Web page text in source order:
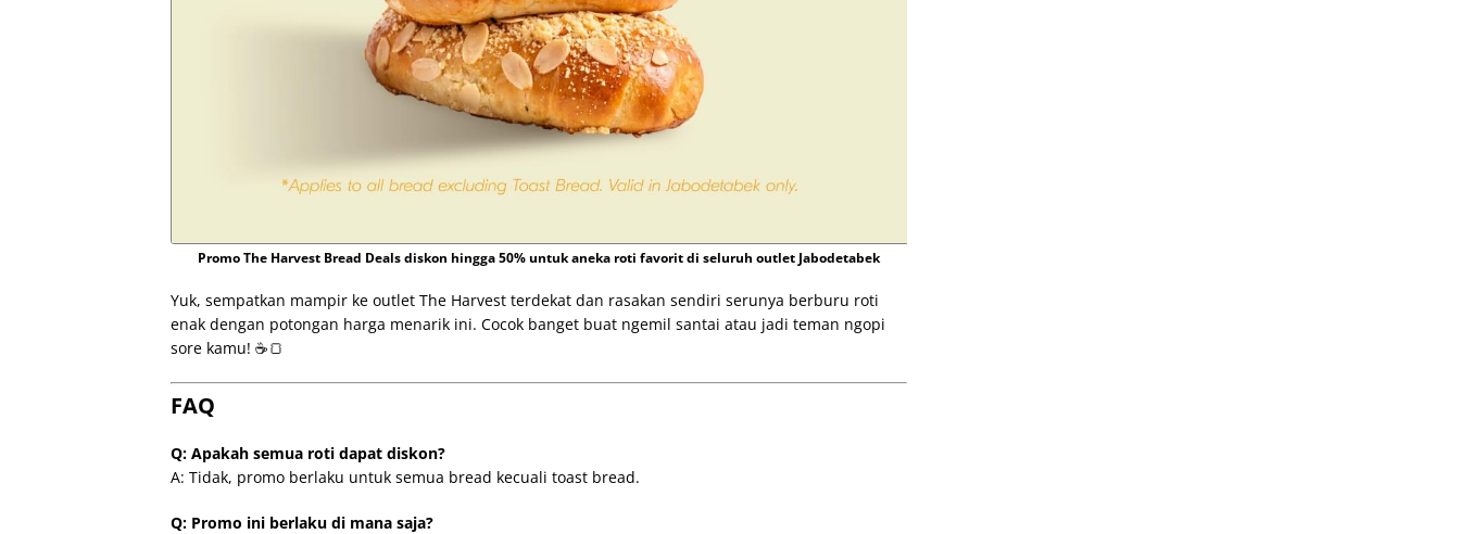
Promo The Harvest Bread Deals diskon hingga 50% untuk aneka roti favorit di seluruh outlet Jabodetabek
Yuk, sempatkan mampir ke outlet The Harvest terdekat dan rasakan sendiri serunya berburu roti
enak dengan potongan harga menarik ini. Cocok banget buat ngemil santai atau jadi teman ngopi
sore kamu! ☕🍞
FAQ
Q: Apakah semua roti dapat diskon?
A: Tidak, promo berlaku untuk semua bread kecuali toast bread.
Q: Promo ini berlaku di mana saja?